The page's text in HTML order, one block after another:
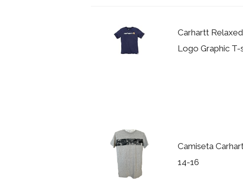
Carhartt
Logo Graphic T-
Camiseta
14-16